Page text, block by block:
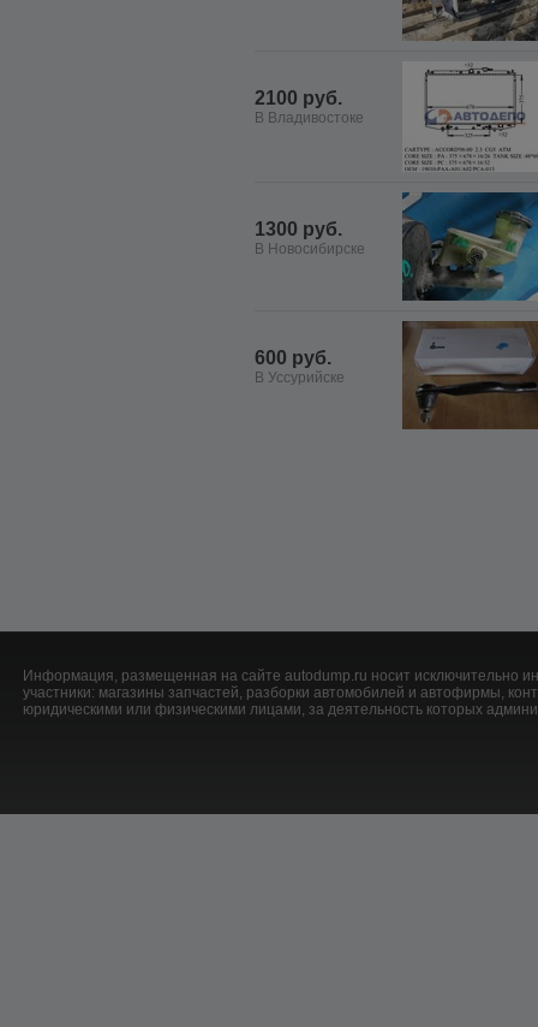
2100 руб.
В Владивостоке
1300 руб.
В Новосибирске
600 руб.
В Уссурийске
Информация, размещенная на сайте autodump.ru носит исключительно
участники: магазины запчастей, разборки автомобилей и автофирмы,
юридическими или физическими лицами, за деятельность которых